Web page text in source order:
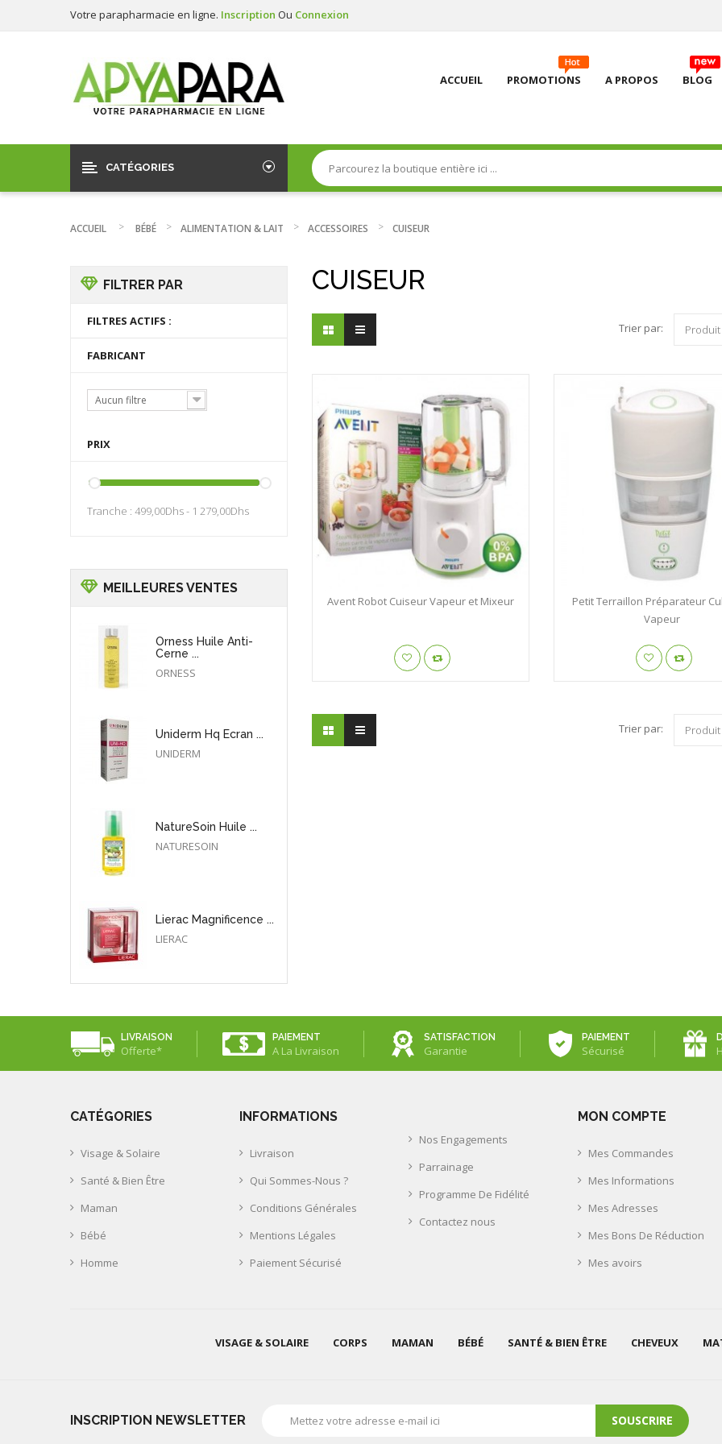
Votre parapharmacie en ligne. Inscription Ou Connexion
ACCUEIL PROMOTIONS A PROPOS BLOG
CATÉGORIES
ACCUEIL BÉBÉ ALIMENTATION & LAIT ACCESSOIRES CUISEUR
FILTRER PAR
FILTRES ACTIFS :
FABRICANT
Aucun filtre
PRIX
Tranche : 499,00Dhs - 1 279,00Dhs
MEILLEURES VENTES
Orness Huile Anti-
Cerne ...
ORNESS
Uniderm Hq Ecran ...
UNIDERM
NatureSoin Huile ...
NATURESOIN
Lierac Magnificence ...
LIERAC
RENE FURTERER
...
HELIABRINE
Boîte De 3
CUISEUR
Trier par:
Avent Robot Cuiseur Vapeur et Mixeur
Petit Terraillon Préparateur
Vapeur
Trier par:
LIVRAISON
Offerte*
PAIEMENT
A La Livraison
SATISFACTION
Garantie
PAIEMENT
Sécurisé
CATÉGORIES
Visage & Solaire
Santé & Bien Être
Maman
Bébé
Homme
INFORMATIONS
Livraison
Qui Sommes-Nous ?
Conditions Générales
Mentions Légales
Paiement Sécurisé
Nos Engagements
Parrainage
Programme De Fidélité
Contactez nous
MON COMPTE
Mes Commandes
Mes Informations
Mes Adresses
Mes Bons De Réduction
Mes avoirs
VISAGE & SOLAIRE CORPS MAMAN BÉBÉ SANTÉ & BIEN ÊTRE CHEVEUX
INSCRIPTION NEWSLETTER SOUSCRIRE